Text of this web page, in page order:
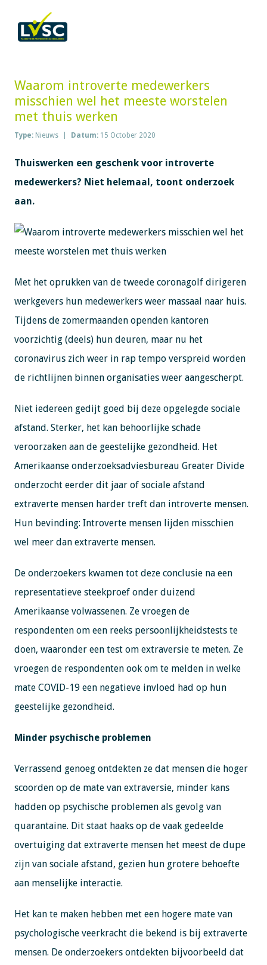
Waarom introverte medewerkers
misschien wel het meeste worstelen
met thuis werken
Type: Nieuws Datum: 15 October 2020
Thuiswerken een geschenk voor introverte
medewerkers? Niet helemaal, toont onderzoek
aan.
Met het oprukken van de tweede coronagolf dirigeren
werkgevers hun medewerkers weer massaal naar huis.
Tijdens de zomermaanden openden kantoren
voorzichtig (deels) hun deuren, maar nu het
coronavirus zich weer in rap tempo verspreid worden
de richtlijnen binnen organisaties weer aangescherpt.
Niet iedereen gedijt goed bij deze opgelegde sociale
afstand. Sterker, het kan behoorlijke schade
veroorzaken aan de geestelijke gezondheid. Het
Amerikaanse onderzoeksadviesbureau Greater Divide
onderzocht eerder dit jaar of sociale afstand
extraverte mensen harder treft dan introverte mensen.
Hun bevinding: Introverte mensen lijden misschien
wel meer dan extraverte mensen.
De onderzoekers kwamen tot deze conclusie na een
representatieve steekproef onder duizend
Amerikaanse volwassenen. Ze vroegen de
respondenten om een ​​reeks persoonlijkheidstests te
doen, waaronder een test om extraversie te meten. Ze
vroegen de respondenten ook om te melden in welke
mate COVID-19 een negatieve invloed had op hun
geestelijke gezondheid.
Minder psychische problemen
Verrassend genoeg ontdekten ze dat mensen die hoger
scoorden op de mate van extraversie, minder kans
hadden op psychische problemen als gevolg van
quarantaine. Dit staat haaks op de vaak gedeelde
overtuiging dat extraverte mensen het meest de dupe
zijn van sociale afstand, gezien hun grotere behoefte
aan menselijke interactie.
Het kan te maken hebben met een hogere mate van
psychologische veerkracht die bekend is bij extraverte
mensen. De onderzoekers ontdekten bijvoorbeeld dat